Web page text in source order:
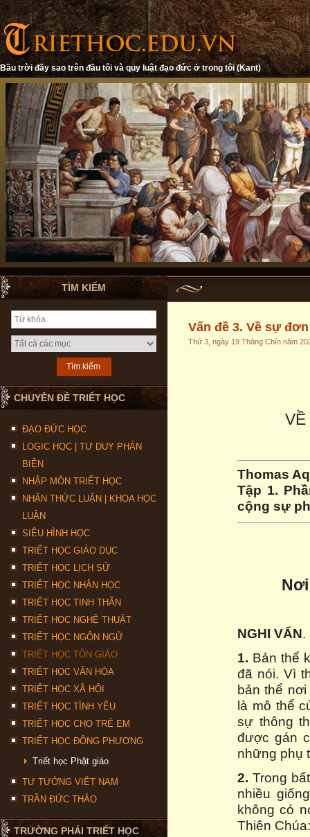
Bầu trời đầy sao trên đầu tôi và quy luật đạo đức ở trong tôi (Kant)
TÌM KIẾM
CHUYÊN ĐỀ TRIẾT HỌC
ĐẠO ĐỨC HỌC
LOGIC HỌC | TƯ DUY PHẢN
BIỆN
NHẬP MÔN TRIẾT HỌC
NHẬN THỨC LUẬN | KHOA HỌC
LUẬN
SIÊU HÌNH HỌC
TRIẾT HỌC GIÁO DỤC
TRIẾT HỌC LỊCH SỬ
TRIẾT HỌC NHÂN HỌC
TRIẾT HỌC TINH THẦN
TRIẾT HỌC NGHỆ THUẬT
TRIẾT HỌC NGÔN NGỮ
TRIẾT HỌC TÔN GIÁO
TRIẾT HỌC VĂN HÓA
TRIẾT HỌC XÃ HỘI
TRIẾT HỌC TÌNH YÊU
TRIẾT HỌC CHO TRẺ EM
TRIẾT HỌC ĐÔNG PHƯƠNG
Triết học Phật giáo
TƯ TƯỞNG VIỆT NAM
TRẦN ĐỨC THẢO
TRƯỜNG PHÁI TRIẾT HỌC
Vấn đề 3. Về sự
Thứ 3, ngày 19 Tháng Chín năm
Thomas
Tập 1.
cộng sự
NGHI VẤN.
1. Bản thể
đã nói. Vì
bản thể
là mô thể
sự thông
được gán
những phụ
2. Trong
nhiều
không có
Thiên